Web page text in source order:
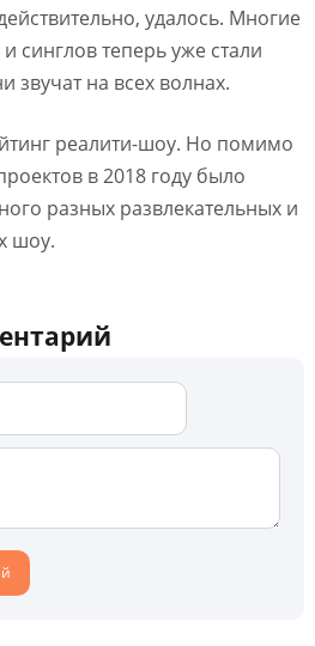
удалось. Многие
синглов теперь уже стали
звучат на всех волнах.
реалити-шоу. Но помимо
в 2018 году было
разных развлекательных и
шоу.